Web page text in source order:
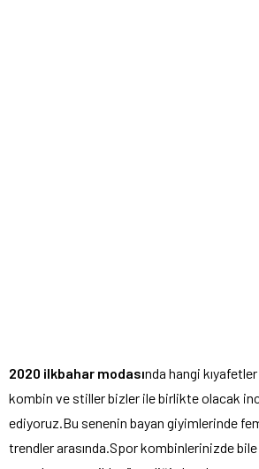
2020 ilkbahar modasında hangi
kombin ve stiller bizler ile birlikte olacak
ediyoruz.Bu senenin bayan giyimlerinde
trendler arasında.Spor kombinlerinizde bile